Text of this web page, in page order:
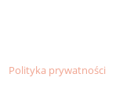
Polityka prywatności